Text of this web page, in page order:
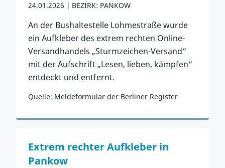
24.01.2026 BEZIRK: PANKOW
An der Bushaltestelle Lohmestraße wurde
ein Aufkleber des extrem rechten Online-
Versandhandels „Sturmzeichen-Versand“
mit der Aufschrift „Lesen, lieben, kämpfen“
entdeckt und entfernt.
Quelle: Meldeformular der Berliner Register
Zum Vorfall
Extrem rechter Aufkleber in
Pankow